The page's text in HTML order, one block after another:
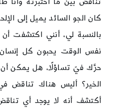
تناقض بين ما اختبرته وأنا
كان الجو السائد يميل إلى
بالنسبة لي، أنني اكتشفت
نفس الوقت يحبون كل إنسان
حرَّك فيّ تساؤلًا، هل يمكن أن
الخير؟ أليس هناك تناقض
أكتشف أنه لا يوجد أي